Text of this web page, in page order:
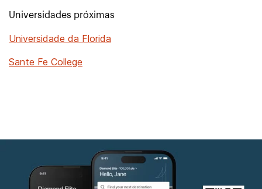
Universidades próximas
Universidade da Florida
Sante Fe College